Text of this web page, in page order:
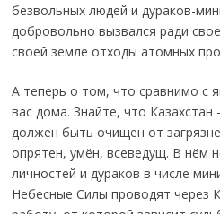
безвольных людей и дураков-
добровольно вызвался ради
своей земле отходы атомных
А теперь о том, что сравнимо с
вас дома. Знайте, что
должен быть очищен от
опрятен, умён, всеведущ. В нём
личностей и дураков в числе
Небесные Силы проводят через